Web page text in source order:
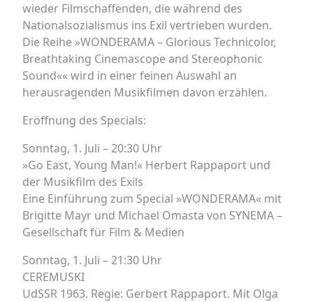
wieder Filmschaffenden, die während des
Nationalsozialismus ins Exil vertrieben wurden.
Die Reihe »WONDERAMA – Glorious Technicolor,
Breathtaking Cinemascope and Stereophonic
Sound«« wird in einer feinen Auswahl an
herausragenden Musikfilmen davon erzählen.
Eröffnung des Specials:
Sonntag, 1. Juli – 20:30 Uhr
»Go East, Young Man!« Herbert Rappaport und
der Musikfilm des Exils
Eine Einführung zum Special »WONDERAMA« mit
Brigitte Mayr und Michael Omasta von SYNEMA –
Gesellschaft für Film & Medien
Sonntag, 1. Juli – 21:30 Uhr
CEREMUSKI
UdSSR 1963. Regie: Gerbert Rappaport. Mit Olga